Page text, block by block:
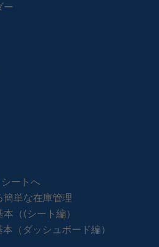
ー
ートへ
単な在庫管理
（(シート編）
（ダッシュボード編）